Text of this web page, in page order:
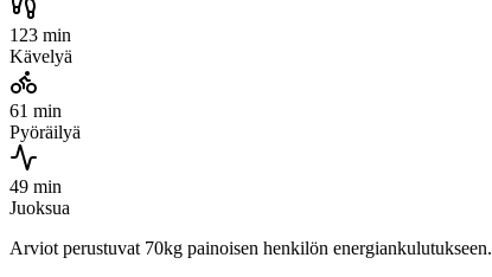
123 min
Kävelyä
61 min
Pyöräilyä
49 min
Juoksua
Arviot perustuvat 70kg painoisen henkilön energiankulutukseen.